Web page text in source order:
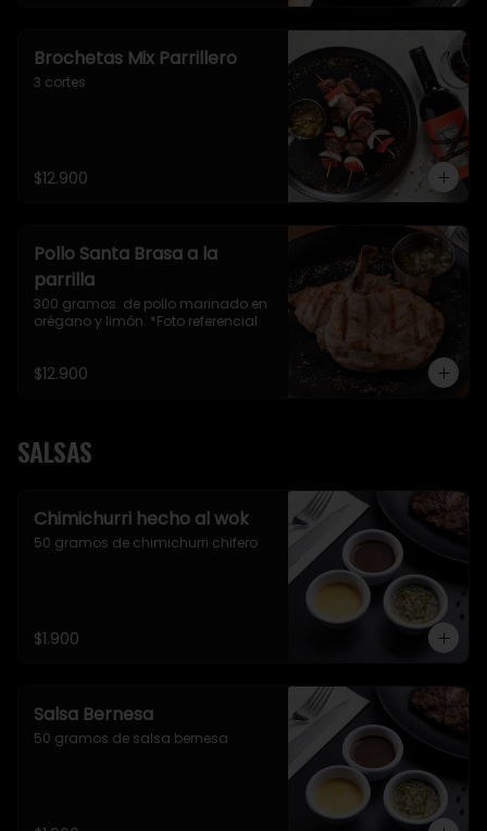
Brochetas Mix Parrillero
3 cortes
$12.900
Pollo Santa Brasa a la
parrilla
300 gramos  de pollo marinado en
orégano y limón. *Foto referencial
$12.900
SALSAS
Chimichurri hecho al wok
50 gramos de chimichurri chifero
$1.900
Salsa Bernesa
50 gramos de salsa bernesa